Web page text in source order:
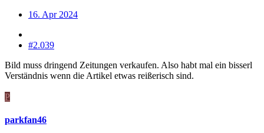
16. Apr 2024
#2.039
Bild muss dringend Zeitungen verkaufen. Also habt mal ein bisserl
Verständnis wenn die Artikel etwas reißerisch sind.
P
parkfan46